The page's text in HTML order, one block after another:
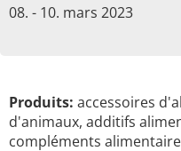
08. - 10. mars 2023
Produits: accessoires
d'animaux, additifs
compléments